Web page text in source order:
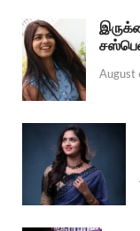
August